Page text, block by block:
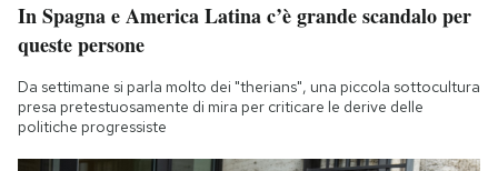
In Spagna e America Latina c’è grande scandalo per
queste persone
Da settimane si parla molto dei "therians", una piccola sottocultura
presa pretestuosamente di mira per criticare le derive delle
politiche progressiste